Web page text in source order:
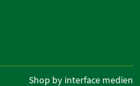
Shop by interface medien